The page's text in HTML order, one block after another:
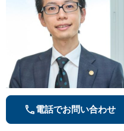
電話でお問い合わせ